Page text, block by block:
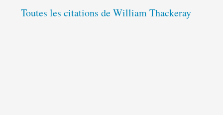
Toutes les citations de William Thackeray